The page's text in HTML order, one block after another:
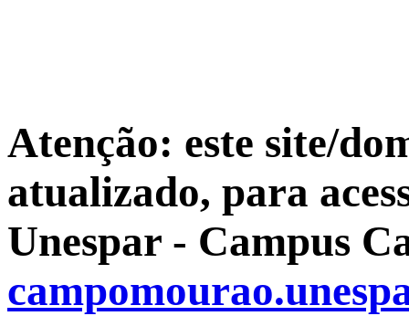
Atenção: este site/
atualizado, para
Unespar - Campus